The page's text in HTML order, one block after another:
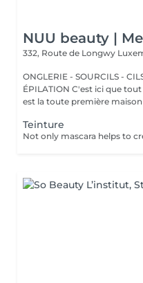
NUU beauty |
332, Route de Longwy
ONGLERIE - SOURCILS -
ÉPILATION C'est ici que tout a commencé. Depuis 2022, Merl
est la toute première maison
Teinture